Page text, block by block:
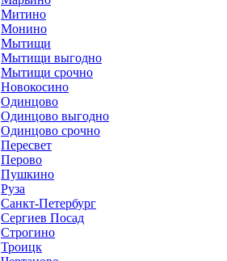
Митино
Монино
Мытищи
Мытищи выгодно
Мытищи срочно
Новокосино
Одинцово
Одинцово выгодно
Одинцово срочно
Пересвет
Перово
Пушкино
Руза
Санкт-Петербург
Сергиев Посад
Строгино
Троицк